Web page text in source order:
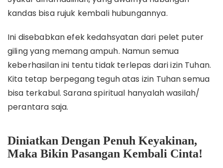
kandas bisa rujuk kembali hubungannya.
Ini disebabkan efek kedahsyatan dari pelet puter
giling yang memang ampuh. Namun semua
keberhasilan ini tentu tidak terlepas dari izin Tuhan.
Kita tetap berpegang teguh atas izin Tuhan semua
bisa terkabul. Sarana spiritual hanyalah wasilah/
perantara saja.
Diniatkan Dengan Penuh Keyakinan,
Maka Bikin Pasangan Kembali Cinta!